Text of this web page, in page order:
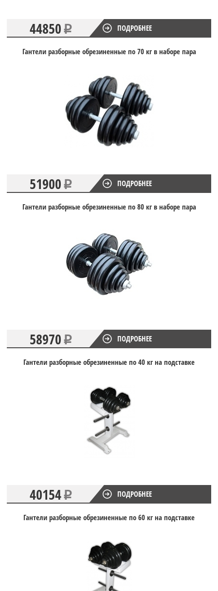
44850 ПОДРОБНЕЕ
Гантели разборные обрезиненные по 70 кг в наборе пара
51900 ПОДРОБНЕЕ
Гантели разборные обрезиненные по 80 кг в наборе пара
58970 ПОДРОБНЕЕ
Гантели разборные обрезиненные по 40 кг на подставке
40154 ПОДРОБНЕЕ
Гантели разборные обрезиненные по 60 кг на подставке